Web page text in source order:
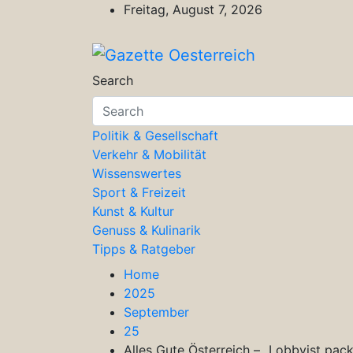
Freitag, August 7, 2026
Gazette Oesterreich
Magazin für Freizeit, Politik, Kultur
Search
Politik & Gesellschaft
Verkehr & Mobilität
Wissenswertes
Sport & Freizeit
Kunst & Kultur
Genuss & Kulinarik
Tipps & Ratgeber
Home
2025
September
25
Alles Gute Österreich – „Lobbyist